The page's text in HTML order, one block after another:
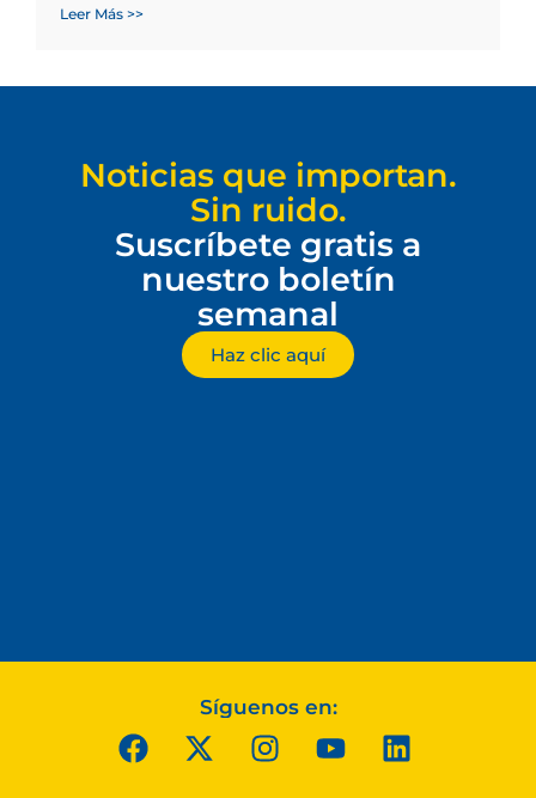
Leer Más >>
Noticias que importan.
Sin ruido.
Suscríbete gratis a
nuestro boletín
semanal
Haz clic aquí
Síguenos en: